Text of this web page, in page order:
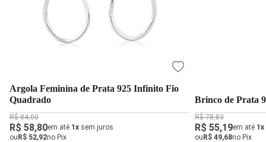
Argola Feminina de Prata 925 Infinito Fio
Quadrado
R$ 84,00
R$ 58,80em até 1x sem juros
ouR$ 52,92no Pix
Brinco de Prata
R$ 78,83
R$ 55,19em até 1x
ouR$ 49,68no Pix